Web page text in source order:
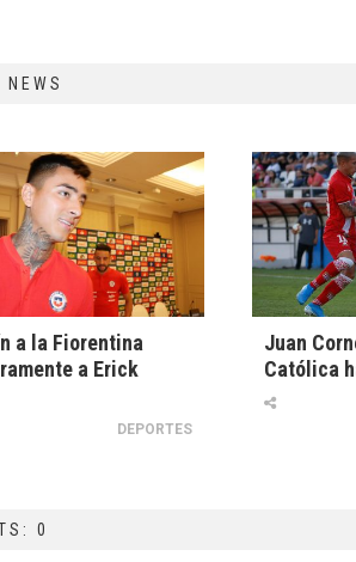
NEWS
a la Fiorentina
a Erick
DEPORTES
Juan
Católica
0